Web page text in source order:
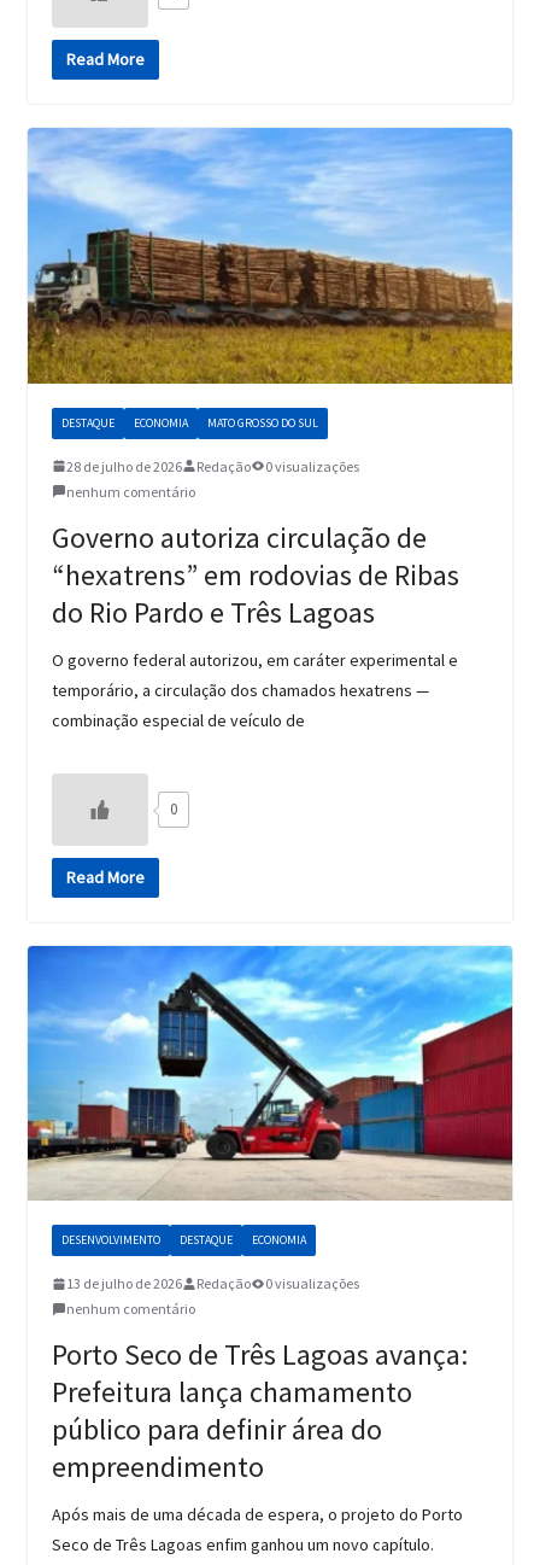
Read More
DESTAQUE ECONOMIA MATO GROSSO DO SUL
28 de julho de 2026 Redação
0 visualizações
nenhum comentário
Governo autoriza circulação de
“hexatrens” em rodovias de Ribas
do Rio Pardo e Três Lagoas
O governo federal autorizou, em caráter experimental e
temporário, a circulação dos chamados hexatrens —
combinação especial de veículo de
0
Read More
DESENVOLVIMENTO DESTAQUE ECONOMIA
13 de julho de 2026 Redação
0 visualizações
nenhum comentário
Porto Seco de Três Lagoas avança:
Prefeitura lança chamamento
público para definir área do
empreendimento
Após mais de uma década de espera, o projeto do Porto
Seco de Três Lagoas enfim ganhou um novo capítulo.